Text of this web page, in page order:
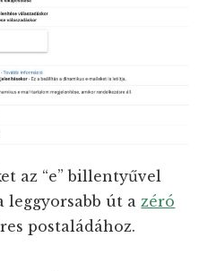
az “e” billentyűvel
leggyorsabb út azéró
postaládához.